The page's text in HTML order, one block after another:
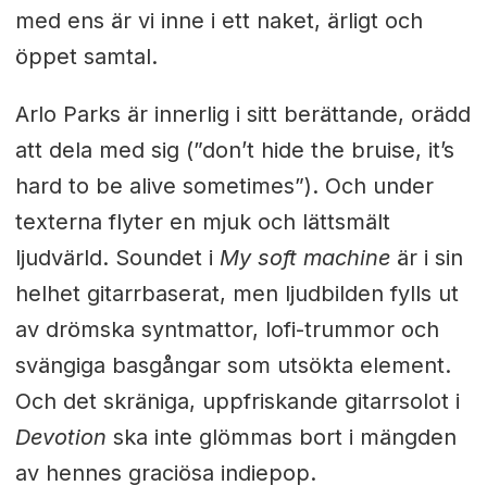
med ens är vi inne i ett naket, ärligt och
öppet samtal.
Arlo Parks är innerlig i sitt berättande, orädd
att dela med sig (”don’t hide the bruise, it’s
hard to be alive sometimes”). Och under
texterna flyter en mjuk och lättsmält
ljudvärld. Soundet i My soft machineär i sin
helhet gitarrbaserat, men ljudbilden fylls ut
av drömska syntmattor, lofi-trummor och
svängiga basgångar som utsökta element.
Och det skräniga, uppfriskande gitarrsolot i
Devotion ska inte glömmas bort i mängden
av hennes graciösa indiepop.